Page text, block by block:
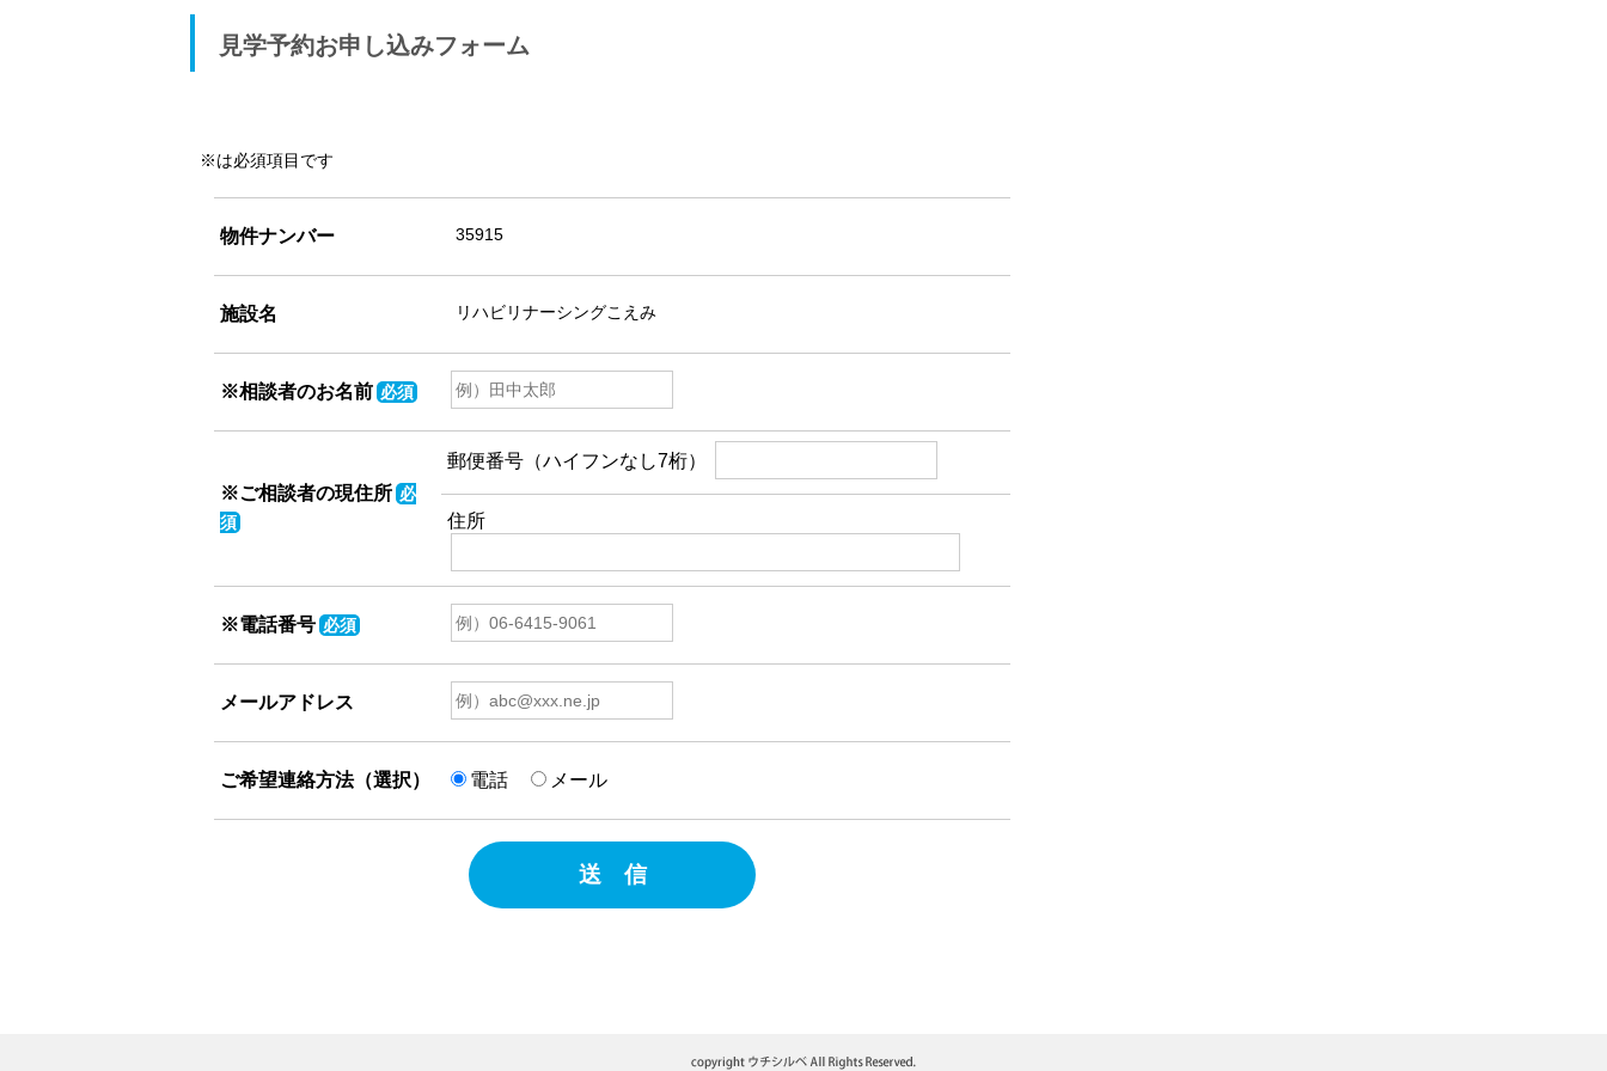
見学予約お申し込みフォーム
※は必須項目です
物件ナンバー
施設名
※相談者のお名前 必須
※ご相談者の現住所 必
須
郵便番号（ハイフンなし7桁）
住所
※電話番号 必須
メールアドレス
ご希望連絡方法（選択） 電話 メール
送 信